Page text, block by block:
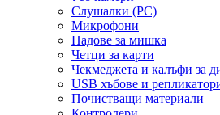
Слушалки (PC)
Микрофони
Падове за мишка
Четци за карти
Чекмеджета и калъфи за
USB хъбове и
Почистващи материали